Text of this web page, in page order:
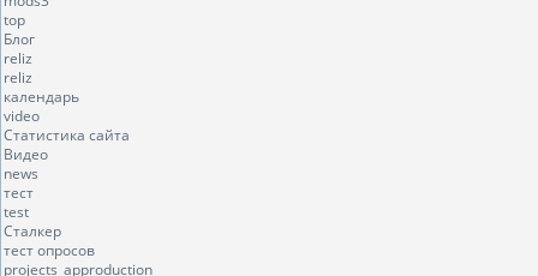
top
Блог
reliz
reliz
календарь
video
Статистика сайта
Видео
news
тест
test
Сталкер
тест опросов
projects_approduction